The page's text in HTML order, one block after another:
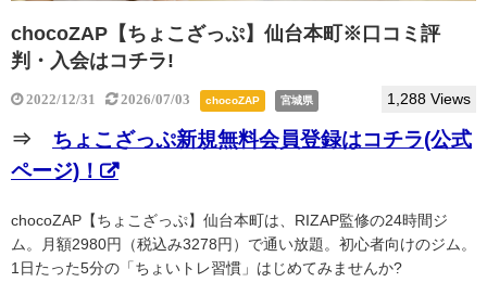
chocoZAP【ちょこざっぷ】仙台本町※口コミ評
判・入会はコチラ!
2022/12/31 2026/07/03 chocoZAP 宮城県 1,288 Views
⇒ ちょこざっぷ新規無料会員登録はコチラ(公式
ページ)！
chocoZAP【ちょこざっぷ】仙台本町は、RIZAP監修の24時間ジ
ム。月額2980円（税込み3278円）で通い放題。初心者向けのジム。
1日たった5分の「ちょいトレ習慣」はじめてみませんか?